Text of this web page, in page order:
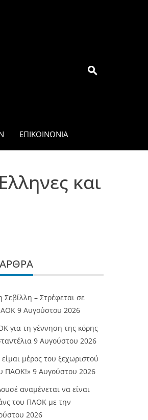
ΕΠΙΚΟΙΝΩΝΊΑ
και
Σεβίλλη – Στρέφεται σε
9 Αυγούστου 2026
για τη γέννηση της κόρης
9 Αυγούστου 2026
μέρος του ξεχωριστού
ΠΑΟΚ!» 9 Αυγούστου 2026
αναμένεται να είναι
του ΠΑΟΚ με την
2026